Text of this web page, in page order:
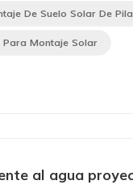
y antioxidante . sin
poca vibración y ruido
De Suelo Solar De
Montaje Solar
al agua